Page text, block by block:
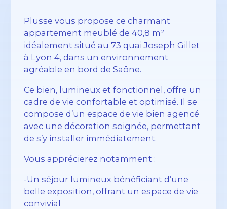
Plusse vous propose ce charmant
appartement meublé de 40,8 m²
idéalement situé au 73 quai Joseph Gillet
à Lyon 4, dans un environnement
agréable en bord de Saône.
Ce bien, lumineux et fonctionnel, offre un
cadre de vie confortable et optimisé. Il se
compose d’un espace de vie bien agencé
avec une décoration soignée, permettant
de s’y installer immédiatement.
Vous apprécierez notamment :
-Un séjour lumineux bénéficiant d’une
belle exposition, offrant un espace de vie
convivial